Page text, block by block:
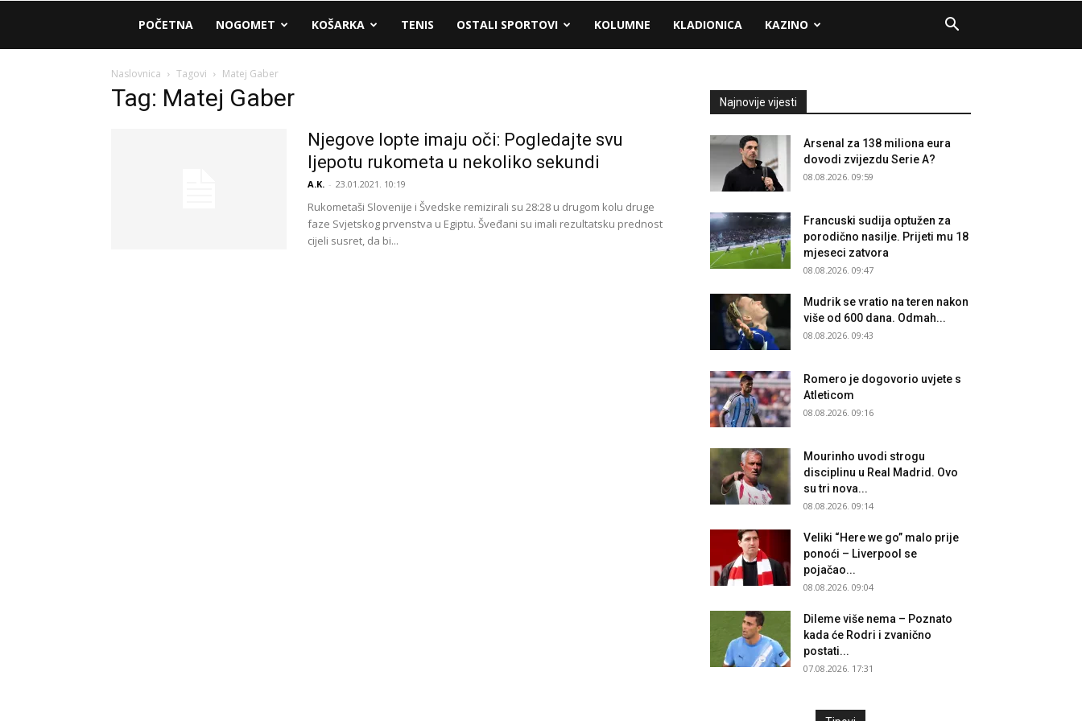
AM
Sport
POČETNA NOGOMET KOŠARKA TENIS OSTALI SPORTOVI KOLUMNE KLADIONICA KAZINO
Naslovnica Tagovi Matej Gaber
Tag: Matej Gaber
Njegove lopte imaju oči: Pogledajte svu
ljepotu rukometa u nekoliko sekundi
A.K. - 23.01.2021. 10:19
Rukometaši Slovenije i Švedske remizirali su 28:28 u drugom kolu druge
faze Svjetskog prvenstva u Egiptu. Šveđani su imali rezultatsku prednost
cijeli susret, da bi...
Najnovije vijesti
Arsenal za 138 miliona eura
dovodi zvijezdu Serie A?
08.08.2026. 09:59
Francuski sudija optužen za
porodično nasilje. Prijeti mu 18
mjeseci zatvora
08.08.2026. 09:47
Mudrik se vratio na teren nakon
više od 600 dana. Odmah...
08.08.2026. 09:43
Romero je dogovorio uvjete s
Atleticom
08.08.2026. 09:16
Mourinho uvodi strogu
disciplinu u Real Madrid. Ovo
su tri nova...
08.08.2026. 09:14
Veliki “Here we go” malo prije
ponoći – Liverpool se
pojačao...
08.08.2026. 09:04
Dileme više nema – Poznato
kada će Rodri i zvanično
postati...
07.08.2026. 17:31